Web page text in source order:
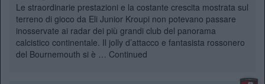
Le straordinarie prestazioni e la costante crescita mostrata sul
terreno di gioco da Eli Junior Kroupi non potevano passare
inosservate ai radar dei più grandi club del panorama
calcistico continentale. Il jolly d’attacco e fantasista rossonero
del Bournemouth si è … Continued